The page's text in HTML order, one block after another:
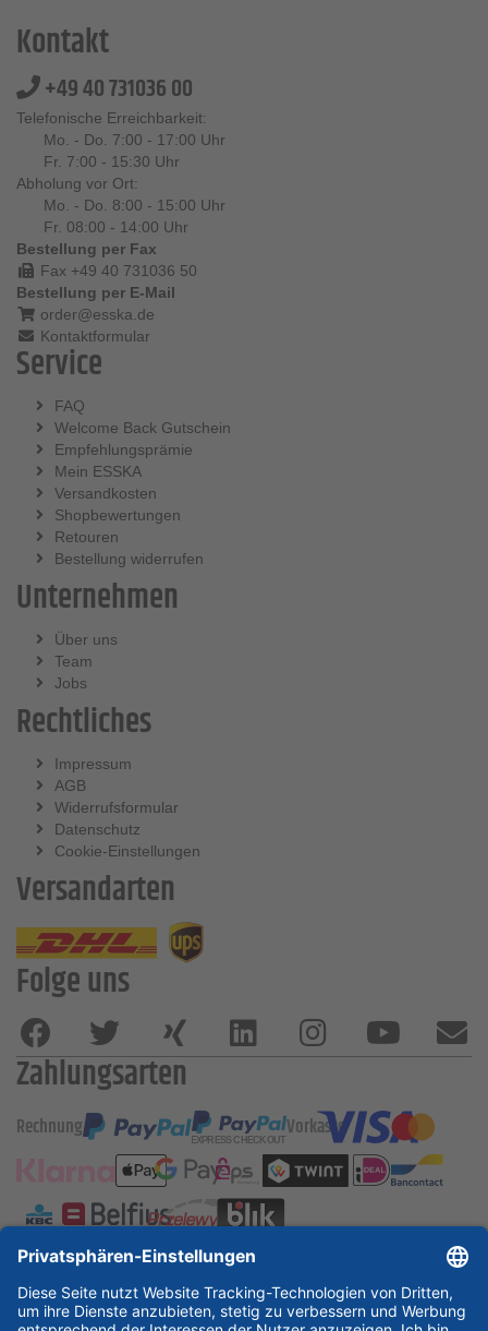
Kontakt
+49 40 731036 00
Telefonische Erreichbarkeit:
Mo. - Do. 7:00 - 17:00 Uhr
Fr. 7:00 - 15:30 Uhr
Abholung vor Ort:
Mo. - Do. 8:00 - 15:00 Uhr
Fr. 08:00 - 14:00 Uhr
Bestellung per Fax
Fax +49 40 731036 50
Bestellung per E-Mail
order@esska.de
Kontaktformular
Service
FAQ
Welcome Back Gutschein
Empfehlungsprämie
Mein ESSKA
Versandkosten
Shopbewertungen
Retouren
Bestellung widerrufen
Unternehmen
Über uns
Team
Jobs
Rechtliches
Impressum
AGB
Widerrufsformular
Datenschutz
Cookie-Einstellungen
Versandarten
Folge uns
Zahlungsarten
Rechnung Vorkasse
ESSKA International
new